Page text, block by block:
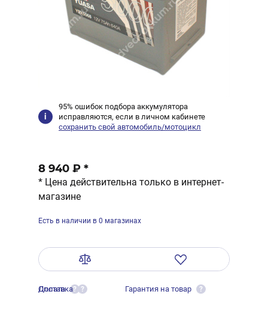
95% ошибок подбора аккумулятора
исправляются, если в личном кабинете
сохранить свой автомобиль/мотоцикл
8 940 ₽ *
* Цена действительна только в интернет-
магазине
Есть в наличии в 0 магазинах
Оплата ?
Доставка ? Гарантия на товар ?